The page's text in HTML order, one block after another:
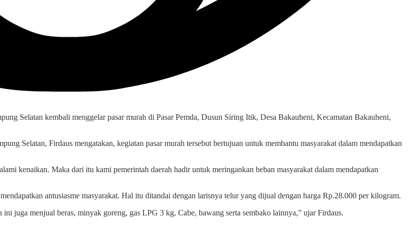
Selatan kembali menggelar pasar murah di Pasar Pemda, Dusun Siring Itik, Desa Bakauheni, Kecamatan Bakauheni,
Selatan, Firdaus mengatakan, kegiatan pasar murah tersebut bertujuan untuk membantu masyarakat dalam mendapatkan
kenaikan. Maka dari itu kami pemerintah daerah hadir untuk meringankan beban masyarakat dalam mendapatkan
antusiasme masyarakat. Hal itu ditandai dengan larisnya telur yang dijual dengan harga Rp.28.000 per kilogram.
juga menjual beras, minyak goreng, gas LPG 3 kg, Cabe, bawang serta sembako lainnya,” ujar Firdaus.